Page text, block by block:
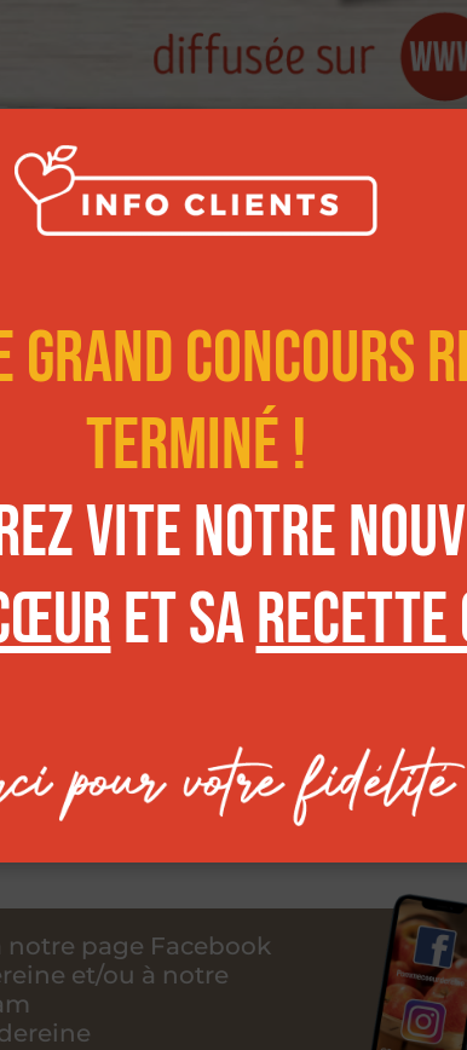
10
les
tenter votre
notre page Facebook
et/ou à notre
grand concours
terminé !
vite notre
et sarecette